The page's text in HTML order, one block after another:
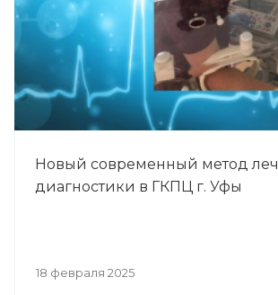
Новый современный метод
диагностики в ГКПЦ г. Уфы
18 февраля 2025